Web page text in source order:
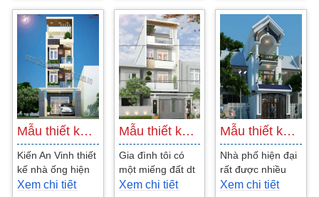
hướng kiến trúc
hiện...
tầng phong
cách...
tầng đẹp diện tích
4,5x18m...
Mẫu thiết kế nhà ống 3 tầng quận Gò…
Kiến An Vinh thiết
kế nhà ống hiện
đại 3 tầng và một
Xem chi tiết
Mẫu thiết kế nhà phố 3 tầng 5x14 kiến…
Gia đình tôi có
một miếng đất dt
70m2 sàn xây
Xem chi tiết
Mẫu thiết kế nhà phố 4m hiện đại 3 tầng…
Nhà phố hiện đại
rất được nhiều
người quan tâm
Xem chi tiết